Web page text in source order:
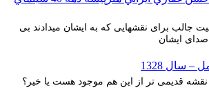
جالب برای نقشهایی که به ایشان میدادند بی
صدای ایشان
– سال 1328
قدیمی تر از این هم موجود هست یا خیر؟